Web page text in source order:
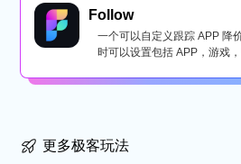
Follow
一个可以自定义跟踪 APP 降
时可以设置包括 APP，游戏
更多极客玩法